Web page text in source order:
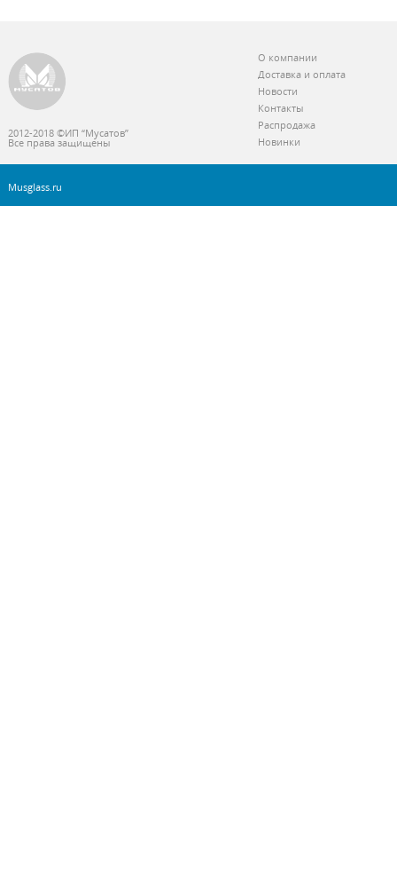
2012-2018 ©ИП “Мусатов”
Все права защищены
О компании
Доставка и оплата
Новости
Контакты
Распродажа
Новинки
Musglass.ru